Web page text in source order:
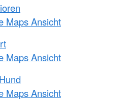
Maps Ansicht
Maps Ansicht
Maps Ansicht